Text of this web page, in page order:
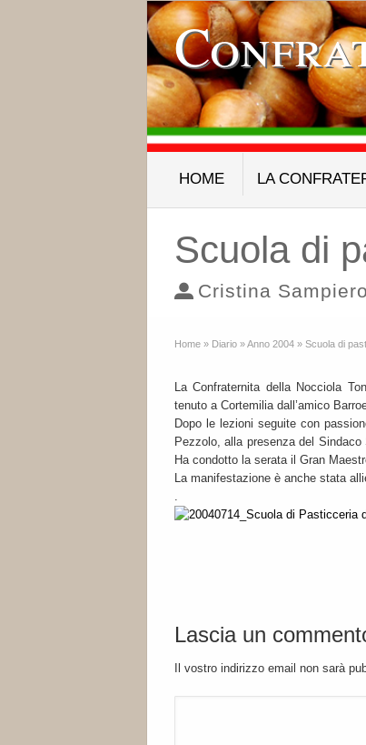
HOME LA
Scuola di
Cristina Sampiero
Home » Diario »Anno 2004 » Scuola di
La Confraternita della Nocciola
tenuto a Cortemilia dall’amico
Dopo le lezioni seguite con
Pezzolo, alla presenza del
Ha condotto la serata il Gran
La manifestazione è anche stata
.
Lascia un
Il vostro indirizzo email non sarà